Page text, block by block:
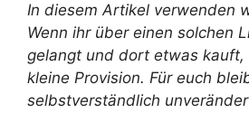
In diesem Artikel verwenden
Wenn ihr über einen solchen
gelangt und dort etwas kauft,
kleine Provision. Für euch
selbstverständlich